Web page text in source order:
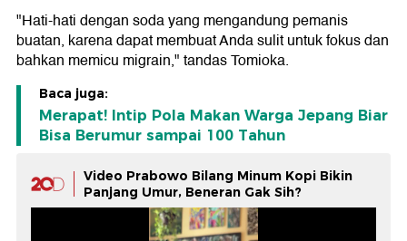
"Hati-hati dengan soda yang mengandung pemanis
buatan, karena dapat membuat Anda sulit untuk fokus dan
bahkan memicu migrain," tandas Tomioka.
Baca juga:
Merapat! Intip Pola Makan Warga Jepang Biar
Bisa Berumur sampai 100 Tahun
Video Prabowo Bilang Minum Kopi Bikin
Panjang Umur, Beneran Gak Sih?